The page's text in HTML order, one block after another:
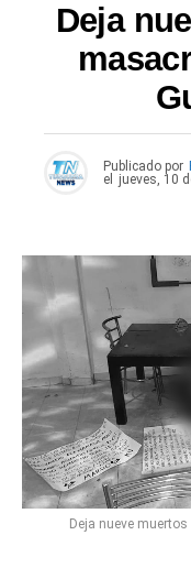
Deja
Publicado por
el
jueves, 10
Deja nueve